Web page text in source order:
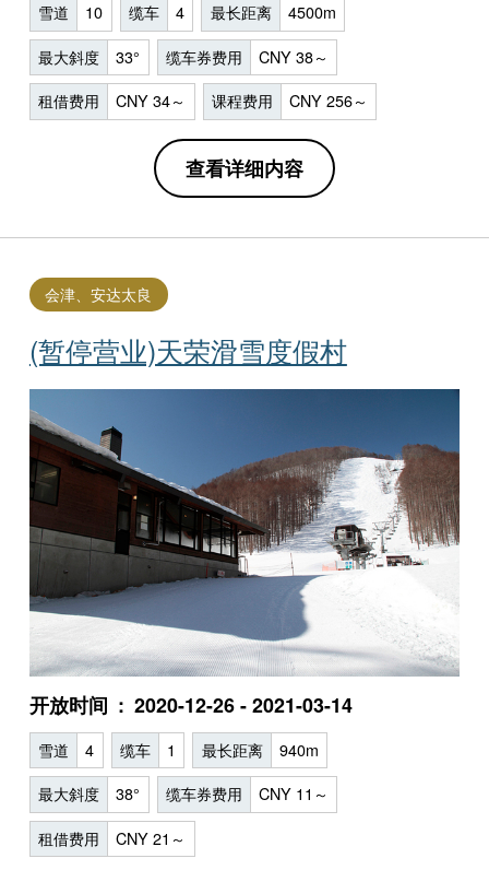
雪道 10 缆车 4 最长距离 4500m
最大斜度 33° 缆车券费用 CNY 38～
租借费用 CNY 34～ 课程费用 CNY 256～
查看详细内容
(暂停营业)天荣滑雪度假村
会津、安达太良
开放时间 2020-12-26 - 2021-03-14
雪道 4 缆车 1 最长距离 940m
最大斜度 38° 缆车券费用 CNY 11～
租借费用 CNY 21～